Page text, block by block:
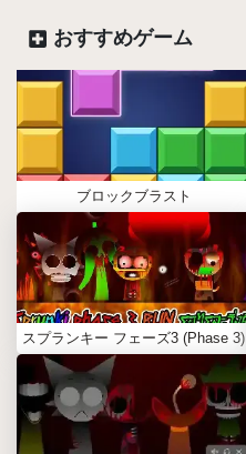
おすすめゲーム
ブロックブラスト
スプランキー フェーズ3 (Phase 3)